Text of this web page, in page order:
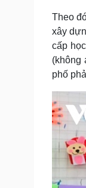
Theo
xây
cấp
(không
phố